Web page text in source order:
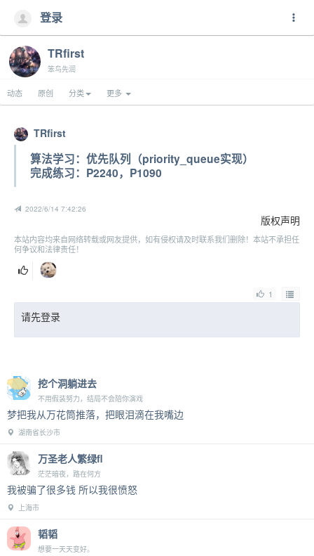
登录
TRfirst
笨鸟先润
动态 原创 分类 更多
TRfirst
算法学习：优先队列（priority_queue实现）
完成练习：P2240，P1090
2022/6/14 7:42:26
版权声明
本站内容均来自网络转载或网友提供，如有侵权请及时联系我们删除！本站不承担任
何争议和法律责任！
1
请先登录
挖个洞躺进去
不用假装努力，结局不会陪你演戏
梦把我从万花筒推落，把眼泪滴在我嘴边
湖南省长沙市
万圣老人繁绿fl
茫茫暗夜，路在何方
我被骗了很多钱 所以我很愤怒
上海市
韬韬
想要一天天变好。